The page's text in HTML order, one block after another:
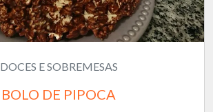
DOCES E SOBREMESAS
BOLO DE PIPOCA